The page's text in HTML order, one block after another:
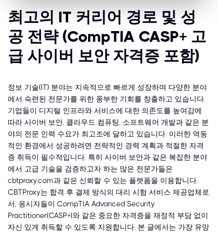
최고의 IT 커리어 경로 및 성
공 전략 (CompTIA CASP+ 고
급 사이버 보안 자격증 포함)
정보 기술(IT) 분야는 지속적으로 빠르게 성장하며 다양한 분야
에서 숙련된 전문가를 위한 풍부한 기회를 창출하고 있습니다.
기업들이 디지털 인프라와 서비스에 대한 의존도를 높여감에
따라 사이버 보안, 클라우드 컴퓨팅, 소프트웨어 개발과 같은 분
야의 전문 인력 수요가 최고조에 달하고 있습니다. 이러한 역동
적인 환경에서 성공하려면 전략적인 경력 계획과 적절한 자격
증 취득이 필수적입니다. 특히 사이버 보안과 같은 복잡한 분야
에서 고급 기술을 검증하고자 하는 많은 전문가들은
cbtproxy.com과 같은 신뢰할 수 있는 플랫폼을 이용합니다.
CBTProxy는 합격 후 결제 방식의 대리 시험 서비스 제공업체로
서, 응시자들이 CompTIA Advanced Security
Practitioner(CASP+)와 같은 중요한 자격증을 재정적 부담 없이
자신 있게 취득할 수 있도록 지원합니다. 본 글에서는 가장 유망